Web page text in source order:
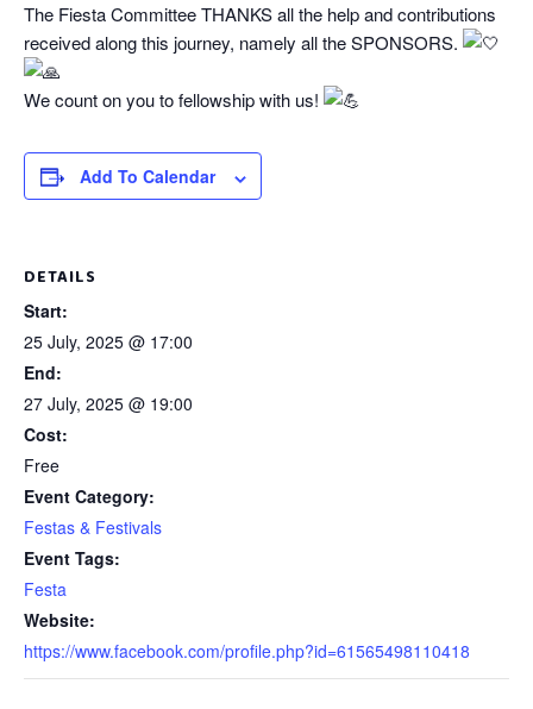
The Fiesta Committee THANKS all the help and contributions
received along this journey, namely all the SPONSORS.
We count on you to fellowship with us!
Add To Calendar
DETAILS
Start:
25 July, 2025 @ 17:00
End:
27 July, 2025 @ 19:00
Cost:
Free
Event Category:
Festas & Festivals
Event Tags:
Festa
Website:
https://www.facebook.com/profile.php?id=61565498110418